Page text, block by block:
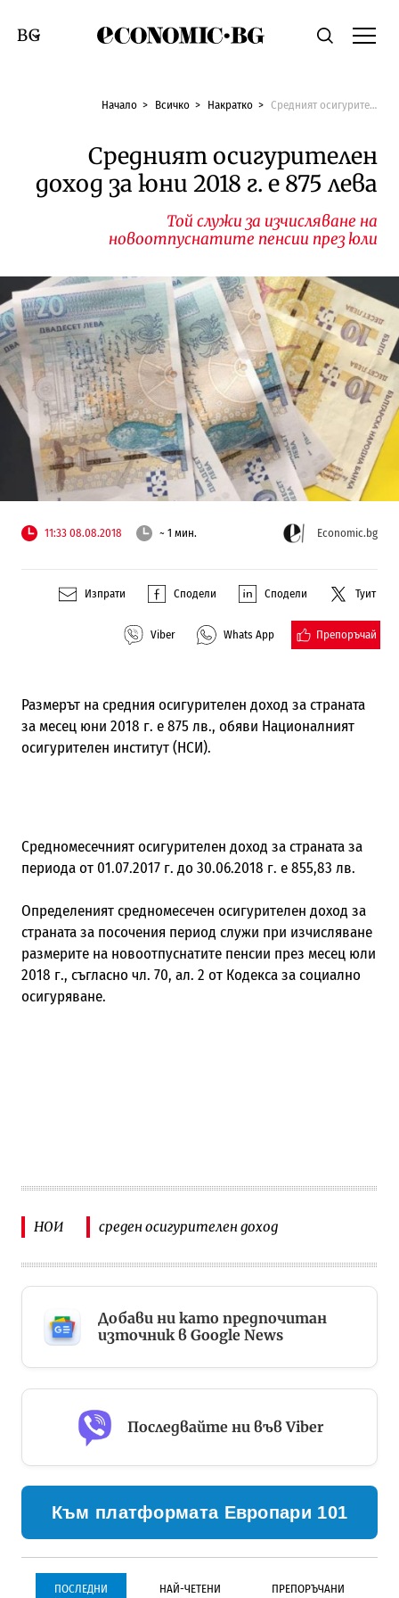
Economic.bgТърсене
Смяна на език
Начало Всичко Накратко Средният осигурителен доход за юни 2018 г. е 875 лева
Средният осигурителен
доход за юни 2018 г. е 875 лева
Той служи за изчисляване на
новоотпуснатите пенсии през юли
11:33 08.08.2018 ~ 1 мин. Economic.bg
Изпрати Сподели Сподели Туит
Viber Whats App Препоръчай
Размерът на средния осигурителен доход за страната
за месец юни 2018 г. е 875 лв., обяви Националният
осигурителен институт (НСИ).
Средномесечният осигурителен доход за страната за
периода от 01.07.2017 г. до 30.06.2018 г. е 855,83 лв.
Определеният средномесечен осигурителен доход за
страната за посочения период служи при изчисляване
размерите на новоотпуснатите пенсии през месец юли
2018 г., съгласно чл. 70, ал. 2 от Кодекса за социално
осигуряване.
НОИ среден осигурителен доход
Добави ни като предпочитан
източник в Google News
Последвайте ни във Viber
Към платформата Европари 101
ПОСЛЕДНИ НАЙ-ЧЕТЕНИ ПРЕПОРЪЧАНИ